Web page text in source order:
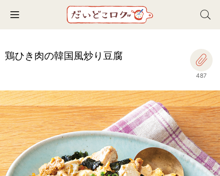
Toggle navigation
鶏ひき肉の韓国風炒り豆腐
487